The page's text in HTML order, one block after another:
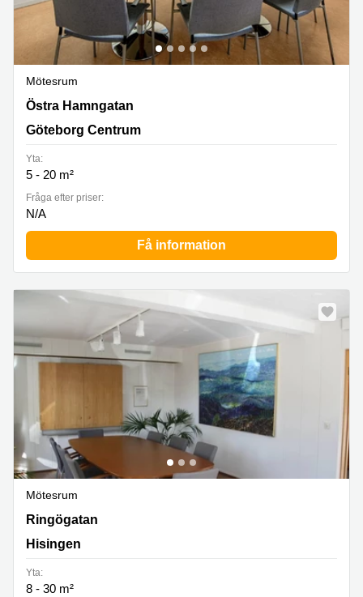
Mötesrum
Östra Hamngatan 17, Göteborg Centrum
Östra Hamngatan
Göteborg Centrum
Yta:
5 - 20 m²
Fråga efter priser:
N/A
Få information
Mötesrum
Ringögatan 6, Hisingen
Ringögatan
Hisingen
Yta:
8 - 30 m²